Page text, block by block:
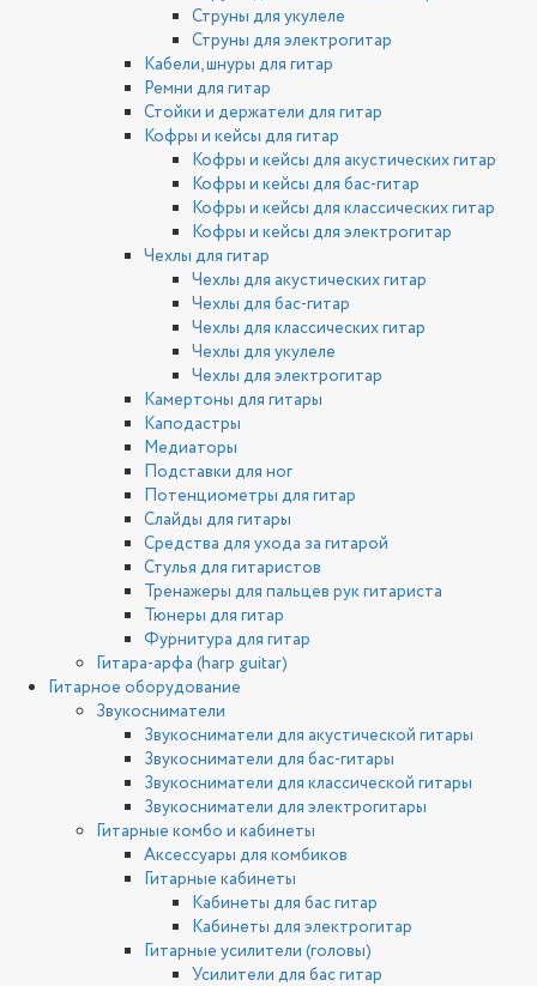
Струны для укулеле
Струны для электрогитар
Кабели, шнуры для гитар
Ремни для гитар
Стойки и держатели для гитар
Кофры и кейсы для гитар
Кофры и кейсы для акустических гитар
Кофры и кейсы для бас-гитар
Кофры и кейсы для классических гитар
Кофры и кейсы для электрогитар
Чехлы для гитар
Чехлы для акустических гитар
Чехлы для бас-гитар
Чехлы для классических гитар
Чехлы для укулеле
Чехлы для электрогитар
Камертоны для гитары
Каподастры
Медиаторы
Подставки для ног
Потенциометры для гитар
Слайды для гитары
Средства для ухода за гитарой
Стулья для гитаристов
Тренажеры для пальцев рук гитариста
Тюнеры для гитар
Фурнитура для гитар
Гитара-арфа (harp guitar)
Гитарное оборудование
Звукосниматели
Звукосниматели для акустической гитары
Звукосниматели для бас-гитары
Звукосниматели для классической гитары
Звукосниматели для электрогитары
Гитарные комбо и кабинеты
Аксессуары для комбиков
Гитарные кабинеты
Кабинеты для бас гитар
Кабинеты для электрогитар
Гитарные усилители (головы)
Усилители для бас гитар